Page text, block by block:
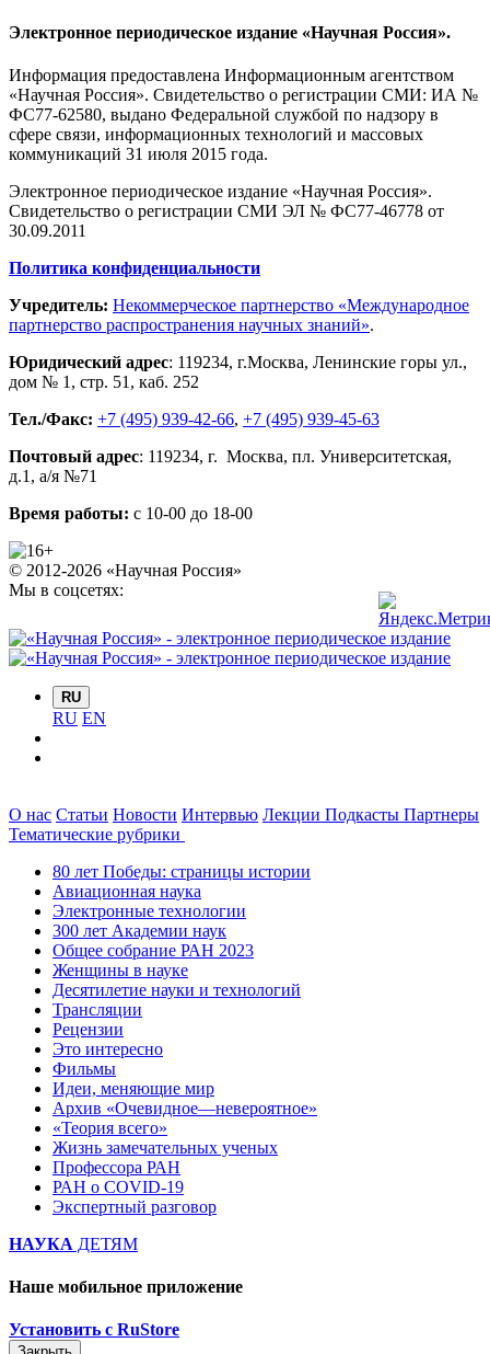
Электронное периодическое издание «Научная Россия».
Информация предоставлена Информационным агентством
«Научная Россия». Свидетельство о регистрации СМИ: ИА №
ФС77-62580, выдано Федеральной службой по надзору в
сфере связи, информационных технологий и массовых
коммуникаций 31 июля 2015 года.
Электронное периодическое издание «Научная Россия».
Свидетельство о регистрации СМИ ЭЛ № ФС77-46778 от
30.09.2011
Политика конфиденциальности
Учредитель: Некоммерческое партнерство «Международное
партнерство распространения научных знаний».
Юридический адрес: 119234, г.Москва, Ленинские горы ул.,
дом № 1, стр. 51 , каб. 252
Тел./Факс: +7 (495) 939-42-66, +7 (495) 939-45-63
Почтовый адрес: 119234, г. Москва, пл. Университетская,
д.1 , а/я №71
Время работы: с 10-00 до 18-00
© 2012-2026 «Научная Россия»
Мы в соцсетях:
RU
RU EN
О нас Статьи Новости Интервью Лекции Подкасты Партнеры
Тематические рубрики
80 лет Победы: страницы истории
Авиационная наука
Электронные технологии
300 лет Академии наук
Общее собрание РАН 2023
Женщины в науке
Десятилетие науки и технологий
Трансляции
Рецензии
Это интересно
Фильмы
Идеи, меняющие мир
Архив «Очевидное—невероятное»
«Теория всего»
Жизнь замечательных ученых
Профессора РАН
РАН о COVID-19
Экспертный разговор
НАУКА ДЕТЯМ
Наше мобильное приложение
Установить с RuStore